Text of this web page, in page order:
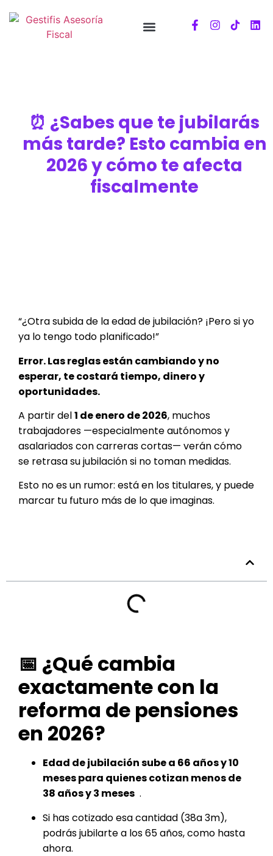
⏰ ¿Sabes que te jubilarás
más tarde? Esto cambia en
2026 y cómo te afecta
fiscalmente
“¿Otra subida de la edad de jubilación? ¡Pero si yo
ya lo tengo todo planificado!”
Error. Las reglas están cambiando y no
esperar, te costará tiempo, dinero y
oportunidades.
A partir del1 de enero de 2026, muchos
trabajadores —especialmente autónomos y
asalariados con carreras cortas— verán cómo
se retrasa su jubilación si no toman medidas.
Esto no es un rumor: está en los titulares, y puede
marcar tu futuro más de lo que imaginas.
📅 ¿Qué cambia
exactamente con la
reforma de pensiones
en 2026?
Edad de jubilación sube a 66 años y 10
meses para quienes cotizan menos de
38 años y 3 meses .
Si has cotizado esa cantidad (38a 3m),
podrás jubilarte a los 65 años, como hasta
ahora.